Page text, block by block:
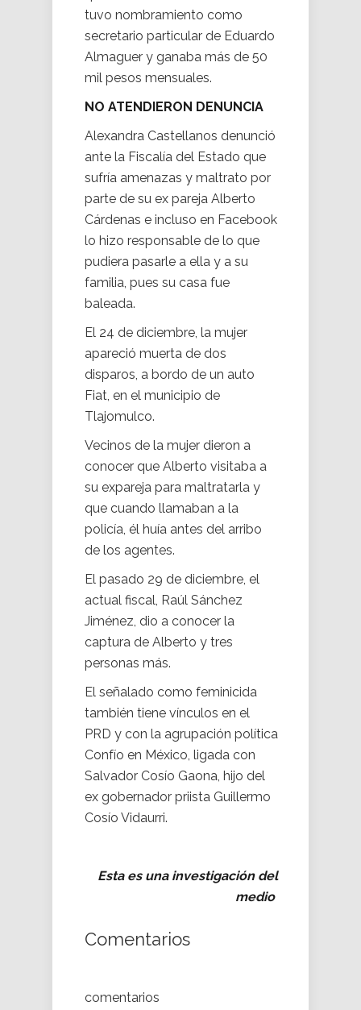
tuvo nombramiento como
secretario particular de Eduardo
Almaguer y ganaba más de 50
mil pesos mensuales.
NO ATENDIERON DENUNCIA
Alexandra Castellanos denunció
ante la Fiscalía del Estado que
sufría amenazas y maltrato por
parte de su ex pareja Alberto
Cárdenas e incluso en Facebook
lo hizo responsable de lo que
pudiera pasarle a ella y a su
familia, pues su casa fue
baleada.
El 24 de diciembre, la mujer
apareció muerta de dos
disparos, a bordo de un auto
Fiat, en el municipio de
Tlajomulco.
Vecinos de la mujer dieron a
conocer que Alberto visitaba a
su expareja para maltratarla y
que cuando llamaban a la
policía, él huía antes del arribo
de los agentes.
El pasado 29 de diciembre, el
actual fiscal, Raúl Sánchez
Jiménez, dio a conocer la
captura de Alberto y tres
personas más.
El señalado como feminicida
también tiene vínculos en el
PRD y con la agrupación política
Confío en México, ligada con
Salvador Cosío Gaona, hijo del
ex gobernador priista Guillermo
Cosío Vidaurri.
Esta es una investigación del
medio
Comentarios
comentarios